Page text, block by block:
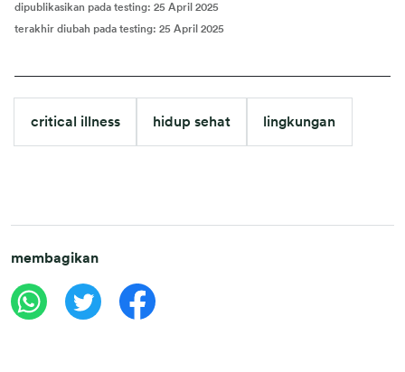
dipublikasikan pada testing: 25 April 2025
terakhir diubah pada testing: 25 April 2025
critical illness hidup sehat lingkungan
membagikan